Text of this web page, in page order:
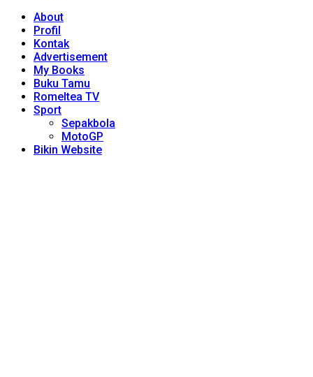
About
Profil
Kontak
Advertisement
My Books
Buku Tamu
Romeltea TV
Sport
Sepakbola
MotoGP
Bikin Website